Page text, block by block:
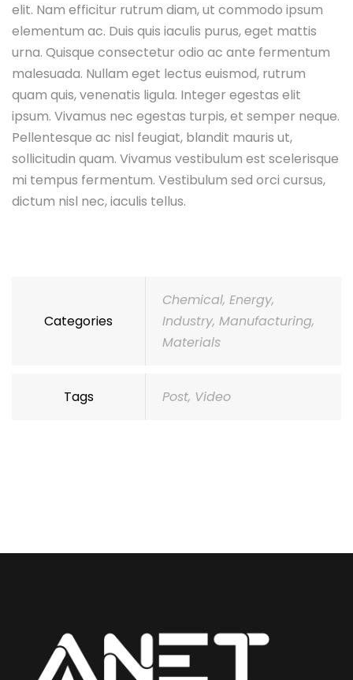
elit. Nam efficitur rutrum diam, ut commodo ipsum
elementum ac. Duis quis iaculis purus, eget mattis
urna. Quisque consectetur odio ac ante fermentum
malesuada. Nullam eget lectus euismod, rutrum
quam quis, venenatis ligula. Integer egestas elit
ipsum. Vivamus nec egestas turpis, et semper neque.
Pellentesque ac nisl feugiat, blandit mauris ut,
sollicitudin quam. Vivamus vestibulum est scelerisque
mi tempus fermentum. Vestibulum sed orci cursus,
dictum nisl nec, iaculis tellus.
Categories
Chemical, Energy,
Industry, Manufacturing,
Materials
Tags Post, Video